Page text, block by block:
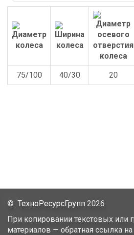
75/100 40/30 20
© ТехноРесурсГрупп 2026
При копировании текстовых или
материалов — обратная ссылка на